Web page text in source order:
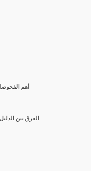
(3) أهم
2- الفرق بين